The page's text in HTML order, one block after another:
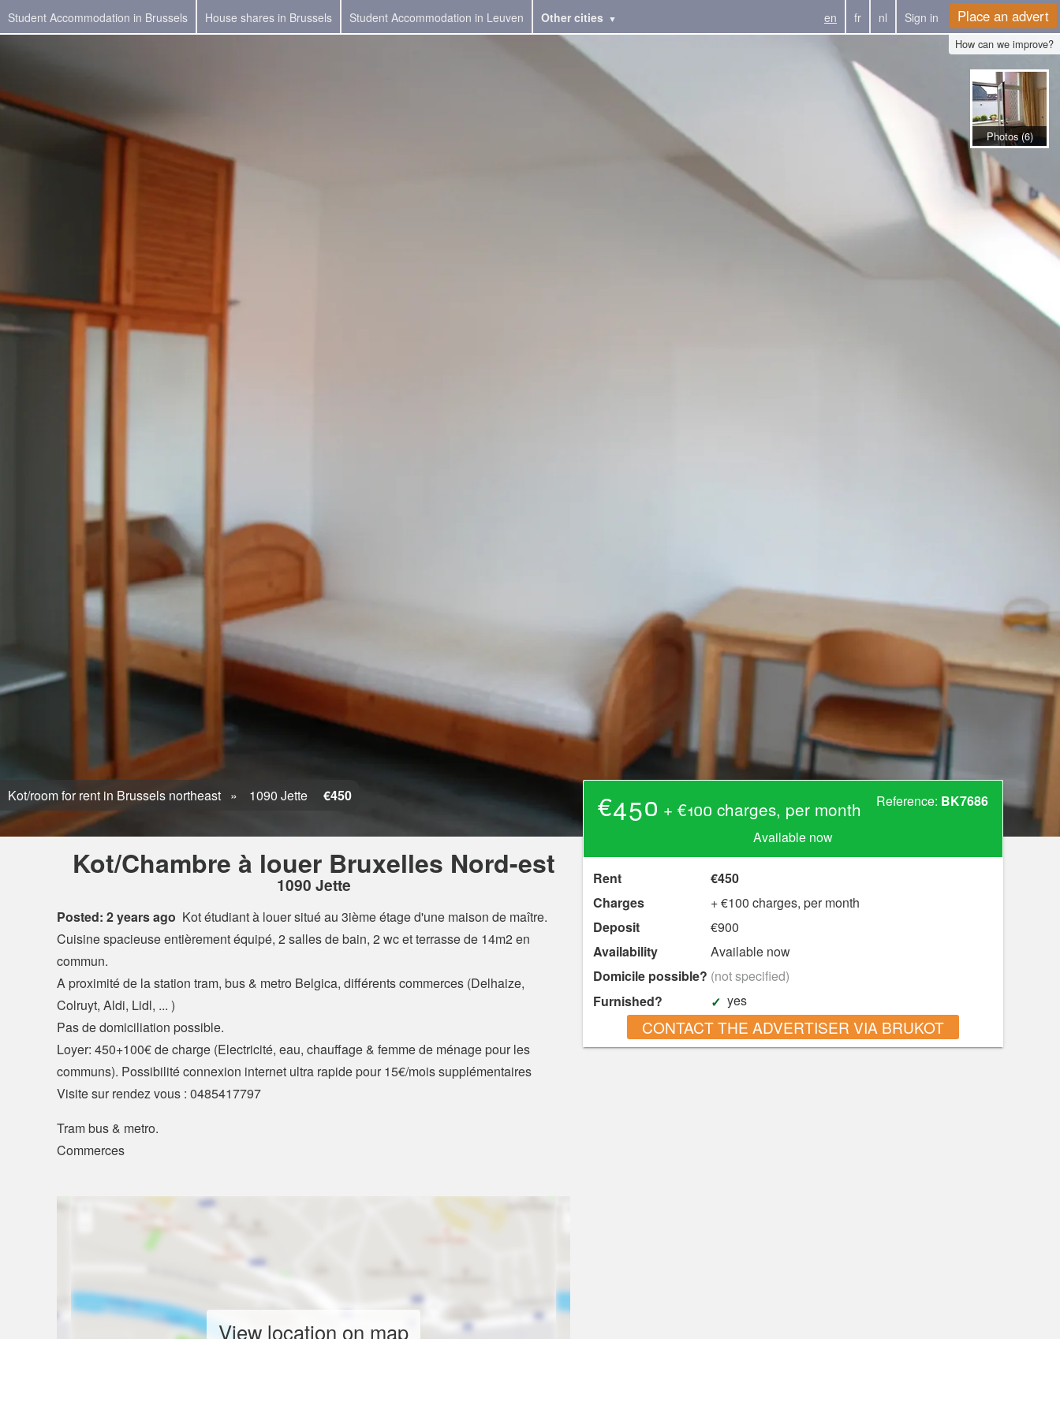
Student Accommodation in Brussels House shares in Brussels Student Accommodation in Leuven Other cities en fr nl Sign in Place an advert
How can we improve?
Kot/room for rent in Brussels northeast 1090 Jette €450
Kot/Chambre à louer Bruxelles Nord-est
1090 Jette
Posted: 2 years ago Kot étudiant à louer situé au 3ième étage d'une maison de maître.
Cuisine spacieuse entièrement équipé, 2 salles de bain, 2 wc et terrasse de 14m2 en
commun.
A proximité de la station tram, bus & metro Belgica, différents commerces (Delhaize,
Colruyt, Aldi, Lidl, ... )
Pas de domiciliation possible.
Loyer: 450+100€ de charge (Electricité, eau, chauffage & femme de ménage pour les
communs). Possibilité connexion internet ultra rapide pour 15€/mois supplémentaires
Visite sur rendez vous : 0485417797
Tram bus & metro.
Commerces
View location on map
€450 + €100 charges, per month Reference: BK7686
Available now
Rent
€450
Charges
+ €100 charges, per month
Deposit
€900
Availability
Available now
Domicile possible? (not specified)
Furnished?
yes
CONTACT THE ADVERTISER VIA BRUKOT